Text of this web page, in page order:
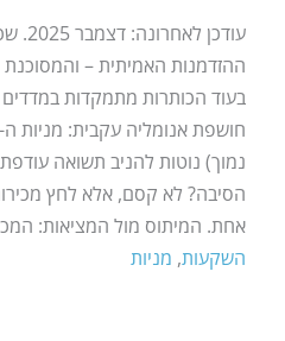
בעוד הכותרות מתמקדות
נמוך) נוטות להניב תשואה
הסיבה? לא קסם, אלא לחץ
אחת. המיתוס מול המציאות:
השקעות, מניות